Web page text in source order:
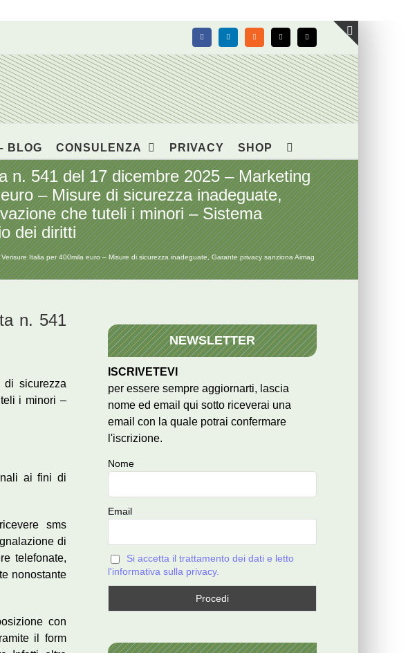
FacebookLinkedIn Rss X Email
BLOG CONSULENZA PRIVACY SHOP
n. 541 del 17 dicembre 2025 – Marketing
– Misure di sicurezza inadeguate,
che tuteli i minori – Sistema
dei diritti
Italia per 400mila euro – Misure di sicurezza inadeguate, Garante privacy sanziona Aimag
n. 541
di sicurezza
i minori –
ai fini di
sms
di
telefonate,
nonostante
con
il form
NEWSLETTER
ISCRIVETEVI
per essere sempre aggiornarti, lascia
nome ed email qui sotto riceverai una
email con la quale potrai confermare
l'iscrizione.
Nome
Email
Si accetta il trattamento dei dati e letto
l'informativa sulla privacy.
Toggle
area
barra
scorrevole